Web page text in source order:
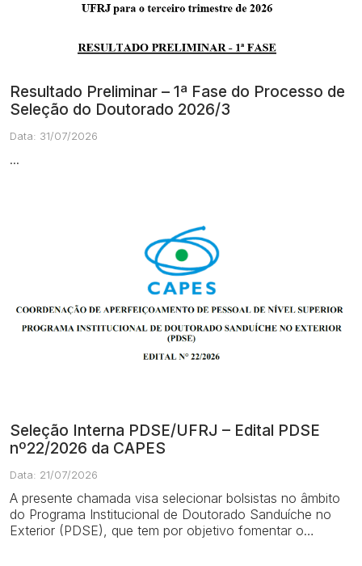
Resultado Preliminar – 1ª Fase do Processo de
Seleção do Doutorado 2026/3
Data: 31/07/2026
...
Seleção Interna PDSE/UFRJ – Edital PDSE
nº22/2026 da CAPES
Data: 21/07/2026
A presente chamada visa selecionar bolsistas no âmbito
do Programa Institucional de Doutorado Sanduíche no
Exterior (PDSE), que tem por objetivo fomentar o